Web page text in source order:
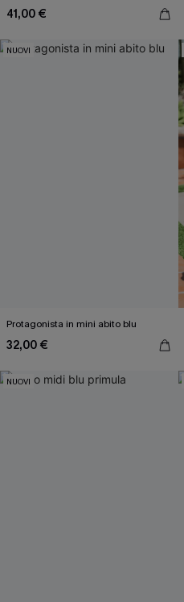
41,00 €
NUOVI
Protagonista in mini abito blu
32,00 €
NUOVI